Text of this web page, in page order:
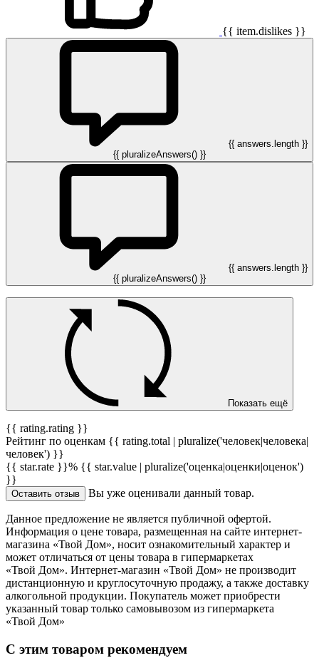
{{ item.dislikes }}
{{ answers.length }}
{{ pluralizeAnswers() }}
{{ answers.length }}
{{ pluralizeAnswers() }}
Показать ещё
{{ rating.rating }}
Рейтинг по оценкам {{ rating.total | pluralize('человек|человека|
человек') }}
{{ star.rate }}% {{ star.value | pluralize('оценка|оценки|оценок')
}}
Оставить отзыв Вы уже оценивали данный товар.
Данное предложение не является публичной офертой.
Информация о цене товара, размещенная на сайте интернет-
магазина «Твой Дом», носит ознакомительный характер и
может отличаться от цены товара в гипермаркетах
«Твой Дом». Интернет-магазин «Твой Дом» не производит
дистанционную и круглосуточную продажу, а также доставку
алкогольной продукции. Покупатель может приобрести
указанный товар только самовывозом из гипермаркета
«Твой Дом»
С этим товаром рекомендуем